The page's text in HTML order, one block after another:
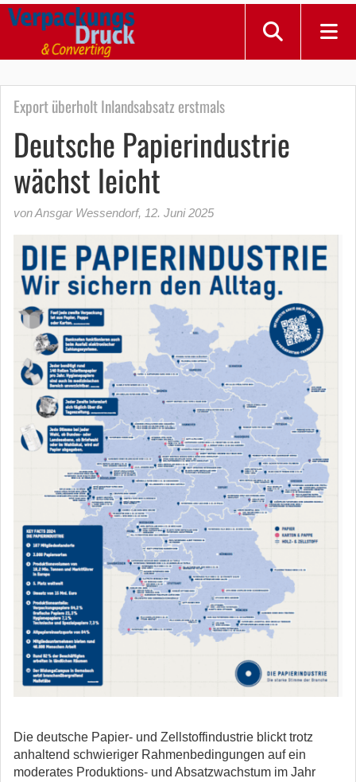
Export überholt Inlandsabsatz erstmals
Deutsche Papierindustrie
wächst leicht
von Ansgar Wessendorf, 12. Juni 2025
Die deutsche Papier- und Zellstoffindustrie blickt trotz
anhaltend schwieriger Rahmenbedingungen auf ein
moderates Produktions- und Absatzwachstum im Jahr